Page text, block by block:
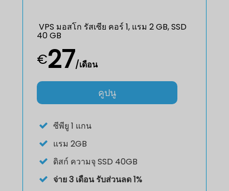
VPS มอสโก รัสเซีย คอร์ 1, แรม 2 GB, SSD
40 GB
€27/เดือน
คูปนู
ซีพียู 1 แกน
แรม 2GB
ดิสก์ ความจุ SSD 40GB
จ่าย 3 เดือน รับส่วนลด 1%